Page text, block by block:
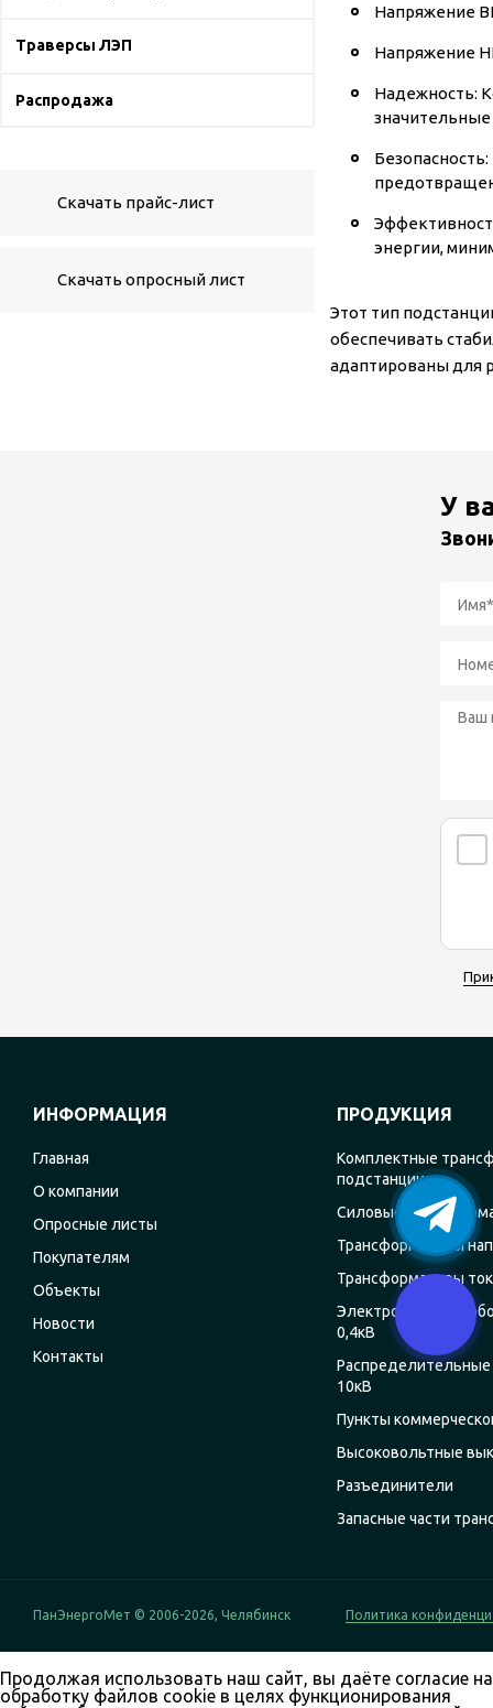
Траверсы ЛЭП
Распродажа
Скачать прайс-лист
Скачать опросный лист
Напряжение
Напряжение
Надежность:
значительные
энергии,
Этот тип
обеспечивать
адаптированы для
У
ИНФОРМАЦИЯ
Главная
О компании
Опросные листы
Покупателям
Объекты
Новости
Контакты
ПРОДУКЦИЯ
Комплектные
подстанции
Силовые
Трансформаторы
Трансформаторы
Электрощитовое
0,4кВ
Распределительные
10кВ
Пункты
Высоковольтные
Разъединители
Запасные части
ПанЭнергоМет © 2006-2026, Челябинск Политика
Продолжая использовать наш сайт, вы даёте согласие на
обработку файлов cookie в целях функционирования